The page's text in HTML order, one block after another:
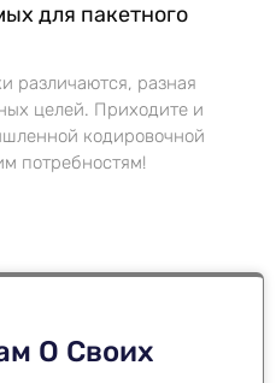
для пакетного
различаются, разная
целей. Приходите и
кодировочной
потребностям!
О Своих